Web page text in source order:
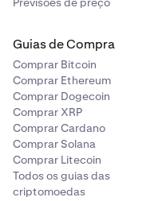
condições de mercado.
— Qualquer saldo de
usado para calcular o
Exemplo
Supondo que o Trader
1.000 EUR e 0,1 BTC
Unificada.
Guias de Compra
Comprar Bitcoin
Comprar Ethereum
Comprar Dogecoin
Comprar XRP
Comprar Cardano
Comprar Solana
Comprar Litecoin
Todos os guias das
criptomoedas